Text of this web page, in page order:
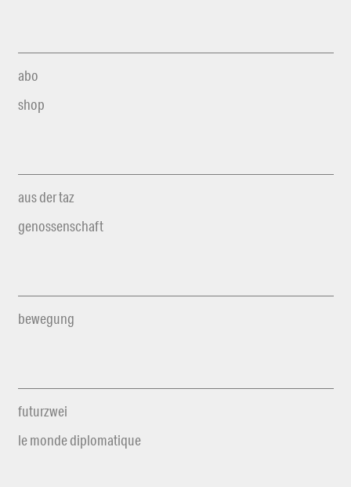
abo
shop
aus der taz
genossenschaft
bewegung
futurzwei
le monde diplomatique